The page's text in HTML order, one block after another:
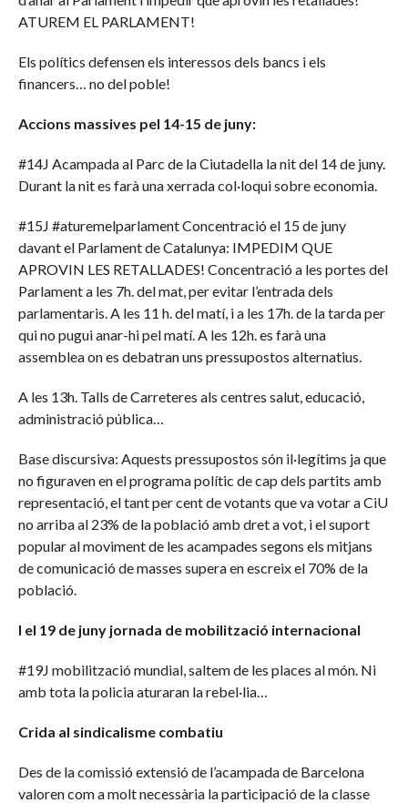
ATUREM EL PARLAMENT!
Els polítics defensen els interessos dels bancs i els
financers… no del poble!
Accions massives pel 14-15 de juny:
#14J Acampada al Parc de la Ciutadella la nit del 14 de juny.
Durant la nit es farà una xerrada col·loqui sobre economia.
#15J #aturemelparlament Concentració el 15 de juny
davant el Parlament de Catalunya: IMPEDIM QUE
APROVIN LES RETALLADES! Concentració a les portes del
Parlament a les 7h. del mat, per evitar l’entrada dels
parlamentaris. A les 11 h. del matí, i a les 17h. de la tarda per
qui no pugui anar-hi pel matí. A les 12h. es farà una
assemblea on es debatran uns pressupostos alternatius.
A les 13h. Talls de Carreteres als centres salut, educació,
administració pública…
Base discursiva: Aquests pressupostos són il·legítims ja que
no figuraven en el programa polític de cap dels partits amb
representació, el tant per cent de votants que va votar a CiU
no arriba al 23% de la població amb dret a vot, i el suport
popular al moviment de les acampades segons els mitjans
de comunicació de masses supera en escreix el 70% de la
població.
I el 19 de juny jornada de mobilització internacional
#19J mobilització mundial, saltem de les places al món. Ni
amb tota la policia aturaran la rebel·lia…
Crida al sindicalisme combatiu
Des de la comissió extensió de l’acampada de Barcelona
valoren com a molt necessària la participació de la classe